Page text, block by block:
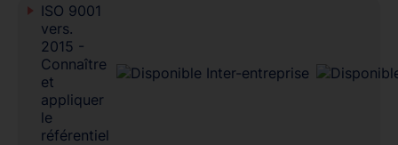
ISO 9001
vers.
2015 -
Connaître
et
appliquer
le
référentiel